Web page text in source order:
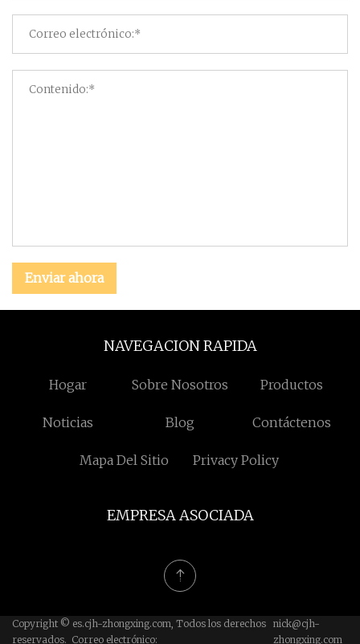
Enviar ahora
NAVEGACION RAPIDA
Hogar Sobre Nosotros Productos
Noticias Blog Contáctenos
Mapa Del Sitio Privacy Policy
EMPRESA ASOCIADA
Copyright © es.cjh-zhongxing.com, Todos los derechos
reservados. Correo electrónico:
nick@cjh-
zhongxing.com